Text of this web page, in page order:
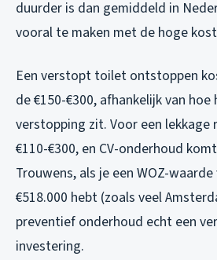
duurder is dan gemiddeld in
vooral te maken met de hoge
Een verstopt toilet ontstoppen
de €150-€300, afhankelijk van
verstopping zit. Voor een lekkage
€110-€300, en CV-onderhoud
Trouwens, als je een WOZ-
€518.000 hebt (zoals veel
preventief onderhoud echt een
investering.